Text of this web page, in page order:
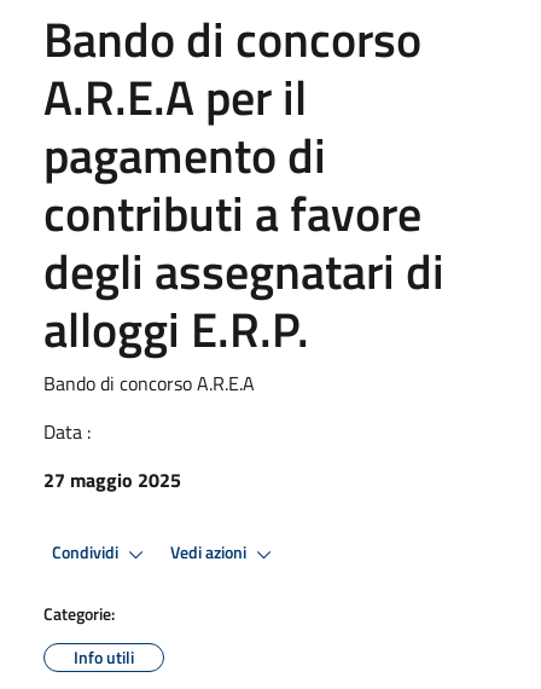
Bando di concorso
A.R.E.A per il
pagamento di
contributi a favore
degli assegnatari di
alloggi E.R.P.
Bando di concorso A.R.E.A
Data :
27 maggio 2025
Condividi Vedi azioni
Categorie:
Info utili